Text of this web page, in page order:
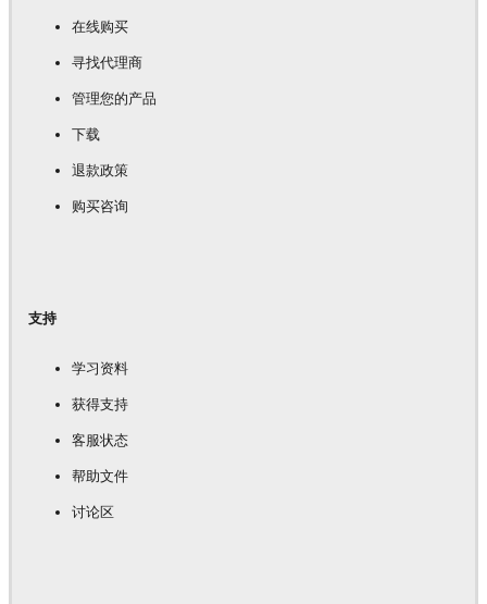
在线购买
寻找代理商
管理您的产品
下载
退款政策
购买咨询
支持
学习资料
获得支持
客服状态
帮助文件
讨论区